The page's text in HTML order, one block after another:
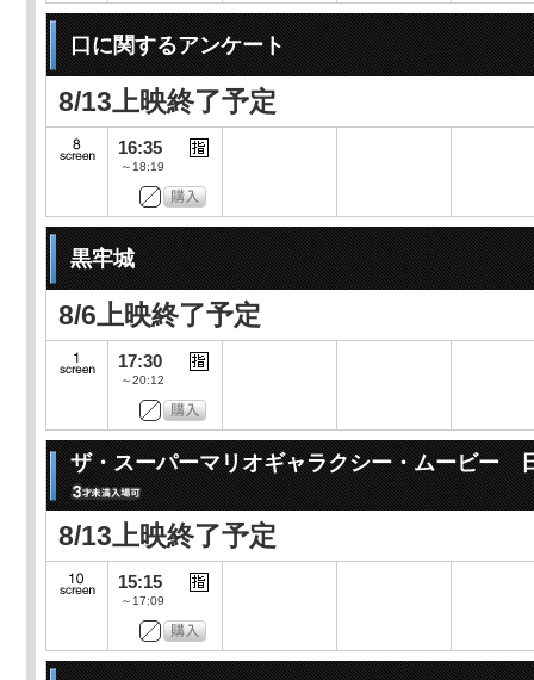
口に関するアンケート
8/13上映終了予定
16:35
～18:19
黒牢城
8/6上映終了予定
17:30
～20:12
ザ・スーパーマリオギャラクシー・ムービー
8/13上映終了予定
15:15
～17:09